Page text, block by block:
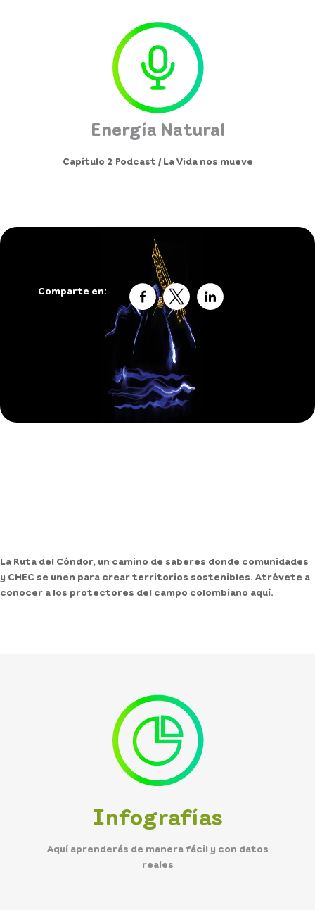
Energía Natural
Capítulo 2 Podcast / La Vida nos mueve
Comparte en:
La Ruta del Cóndor, un camino de saberes donde comunidades
y CHEC se unen para crear territorios sostenibles. Atrévete a
conocer a los protectores del campo colombiano aquí.
Infografías
Aquí aprenderás de manera fácil y con datos
reales